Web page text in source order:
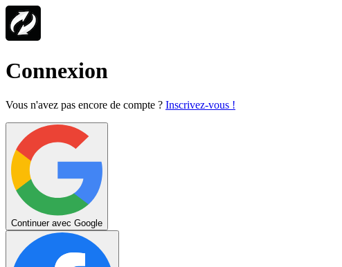
Connexion
Vous n'avez pas encore de compte ? Inscrivez-vous !
Continuer avec Google